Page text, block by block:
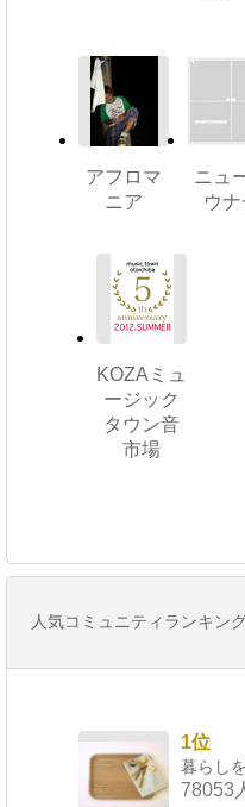
アフロマ
ニア
ニュ
ウナ
KOZAミュ
ージック
タウン音
市場
人気コミュニティランキン
1位
暮らし
78053